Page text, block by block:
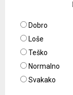
Dobro
Loše
Teško
Normalno
Svakako